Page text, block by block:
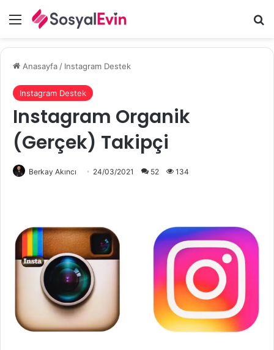
Menü
Anasayfa / Instagram Destek
Instagram Destek
Instagram Organik
(Gerçek) Takipçi
Berkay Akıncı 24/03/2021 52 134